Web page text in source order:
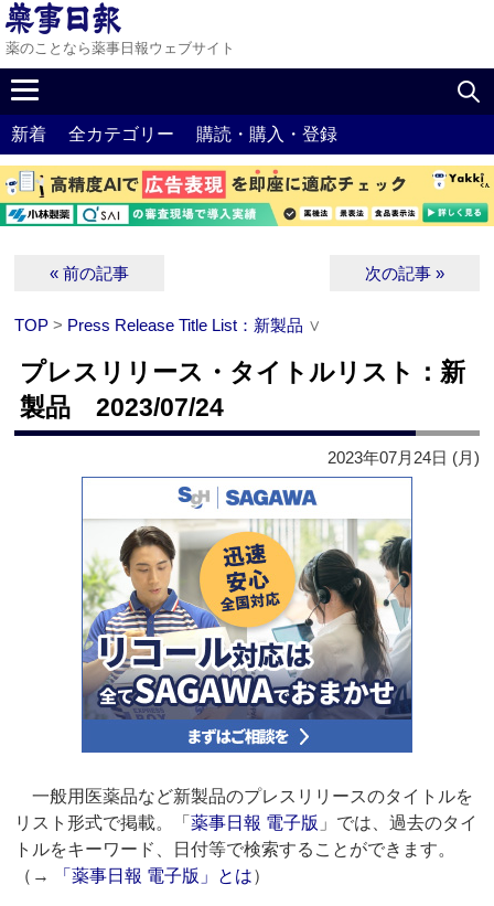
薬のことなら薬事日報ウェブサイト
新着 全カテゴリー 購読・購入・登録
« 前の記事 次の記事 »
TOP > Press Release Title List：新製品 ∨
プレスリリース・タイトルリスト：新
製品 2023/07/24
2023年07月24日 (月)
一般用医薬品など新製品のプレスリリースのタイトルを
リスト形式で掲載。「薬事日報 電子版 」では、過去のタイ
トルをキーワード、日付等で検索することができます。
（→
「薬事日報 電子版」とは）